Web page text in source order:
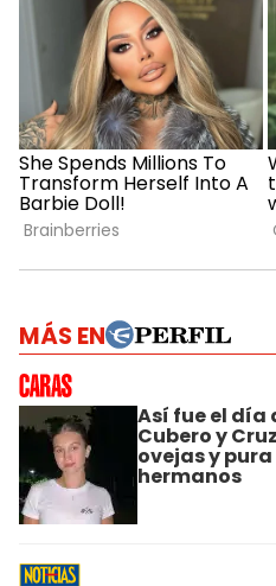
MÁS EN
Así fue el día
Cubero y
ovejas y
hermanos